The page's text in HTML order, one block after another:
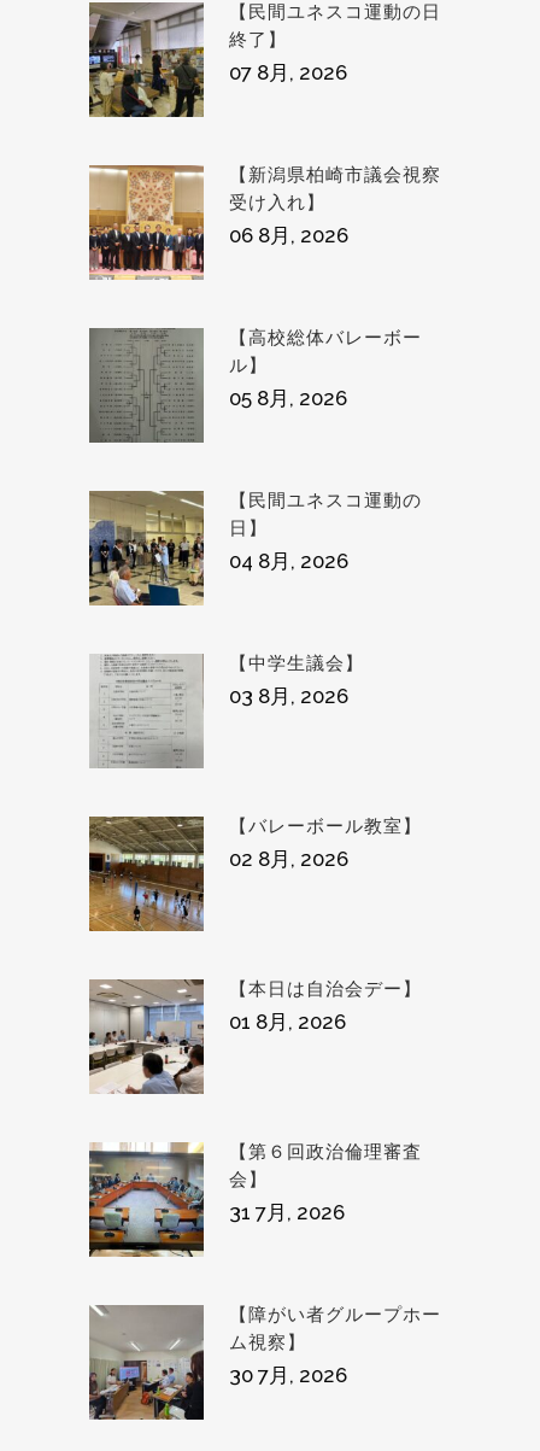
【民間ユネスコ運動の日
終了】
07 8月, 2026
【新潟県柏崎市議会視察
受け入れ】
06 8月, 2026
【高校総体バレーボー
ル】
05 8月, 2026
【民間ユネスコ運動の
日】
04 8月, 2026
【中学生議会】
03 8月, 2026
【バレーボール教室】
02 8月, 2026
【本日は自治会デー】
01 8月, 2026
【第６回政治倫理審査
会】
31 7月, 2026
【障がい者グループホー
ム視察】
30 7月, 2026